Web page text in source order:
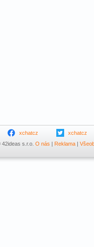
xchatcz xchatcz
s.r.o. O nás | Reklama|